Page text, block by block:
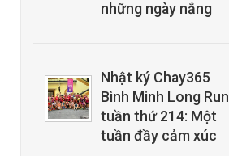
những ngày nắng
Nhật ký Chay365
Bình Minh Long Run
tuần thứ 214: Một
tuần đầy cảm xúc